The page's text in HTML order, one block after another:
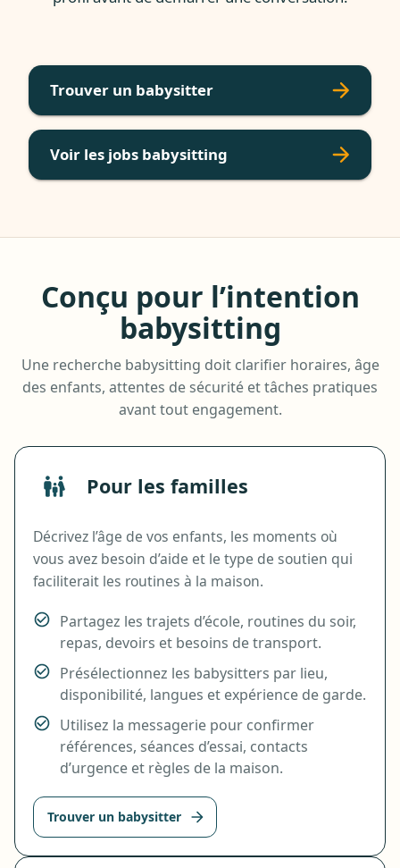
Trouver un babysitter
Voir les jobs babysitting
Conçu pour l’intention
babysitting
Une recherche babysitting doit clarifier horaires, âge
des enfants, attentes de sécurité et tâches pratiques
avant tout engagement.
Pour les familles
Décrivez l’âge de vos enfants, les moments où
vous avez besoin d’aide et le type de soutien qui
faciliterait les routines à la maison.
Partagez les trajets d’école, routines du soir,
repas, devoirs et besoins de transport.
Présélectionnez les babysitters par lieu,
disponibilité, langues et expérience de garde.
Utilisez la messagerie pour confirmer
références, séances d’essai, contacts
d’urgence et règles de la maison.
Trouver un babysitter